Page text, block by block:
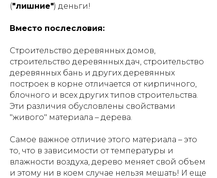
("лишние") деньги!
Вместо послесловия:
Строительство деревянных домов,
строительство деревянных дач, строительство
деревянных бань и других деревянных
построек в корне отличается от кирпичного,
блочного и всех других типов строительства.
Эти различия обусловлены свойствами
"живого" материала – дерева.
Самое важное отличие этого материала – это
то, что в зависимости от температуры и
влажности воздуха, дерево меняет свой объем
и этому ни в коем случае нельзя мешать! И еще